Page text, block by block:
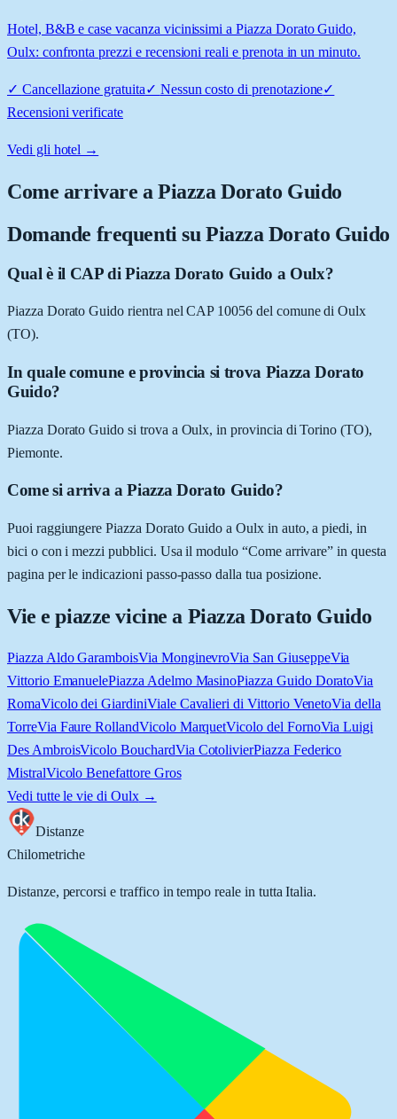
Hotel, B&B e case vacanza vicinissimi a Piazza Dorato Guido,
Oulx: confronta prezzi e recensioni reali e prenota in un minuto.
✓ Cancellazione gratuita✓ Nessun costo di prenotazione✓
Recensioni verificate
Vedi gli hotel →
Come arrivare aPiazza Dorato Guido
Domande frequenti su Piazza Dorato Guido
Qual è il CAP di Piazza Dorato Guido a Oulx?
Piazza Dorato Guido rientra nel CAP 10056 del comune di Oulx
(TO).
In quale comune e provincia si trova Piazza Dorato
Guido?
Piazza Dorato Guido si trova a Oulx, in provincia di Torino (TO),
Piemonte.
Come si arriva a Piazza Dorato Guido?
Puoi raggiungere Piazza Dorato Guido a Oulx in auto, a piedi, in
bici o con i mezzi pubblici. Usa il modulo “Come arrivare” in questa
pagina per le indicazioni passo-passo dalla tua posizione.
Vie e piazze vicine a Piazza Dorato Guido
Piazza Aldo GaramboisVia MonginevroVia San GiuseppeVia
Vittorio EmanuelePiazza Adelmo MasinoPiazza Guido DoratoVia
RomaVicolo dei GiardiniViale Cavalieri di Vittorio VenetoVia della
TorreVia Faure RollandVicolo MarquetVicolo del FornoVia Luigi
Des AmbroisVicolo BouchardVia CotolivierPiazza Federico
MistralVicolo Benefattore Gros
Vedi tutte le vie di Oulx→
Distanze
Chilometriche
Distanze, percorsi e traffico in tempo reale in tutta Italia.